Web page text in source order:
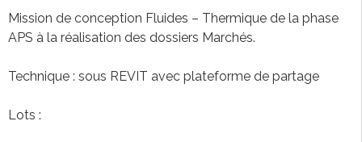
Mission de conception Fluides – Thermique de la phase
APS à la réalisation des dossiers Marchés.
Technique : sous REVIT avec plateforme de partage
Lots :